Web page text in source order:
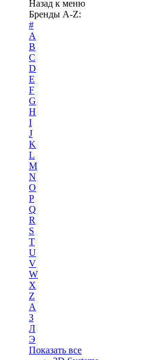
Назад к меню
Бренды A-Z:
#
A
B
C
D
E
F
G
H
I
J
K
L
M
N
O
P
Q
R
S
T
U
V
W
X
Z
А
З
Л
Э
Показать все